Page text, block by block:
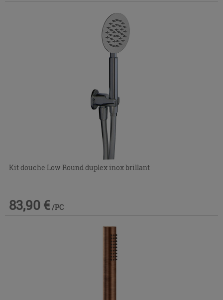
Kit douche Low Round duplex inox brillant
83,90 € /PC